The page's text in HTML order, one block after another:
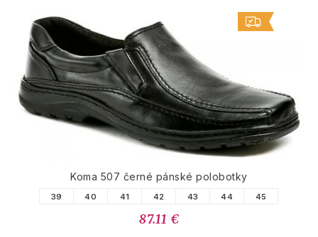
Koma 507 černé pánské polobotky
39 40 41 42 43 44 45
87.11 €